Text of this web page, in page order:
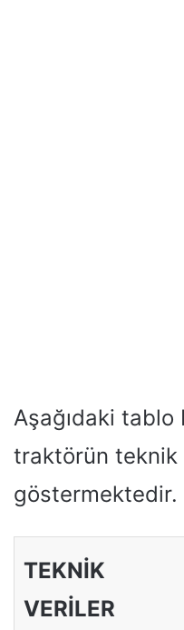
Aşağıdaki tablo
traktörün teknik
göstermektedir.
TEKNIK
VERILER